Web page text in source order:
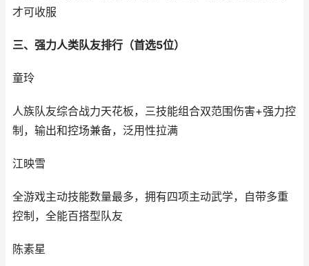
才可收服
三、强力人类队友排行（首选5位）
童玲
人族队友综合战力天花板，三技能组合双范围伤害+强力控
制，输出和控场兼备，泛用性拉满
江映雪
全游戏主动技能数量最多，拥有四项主动武学，自带多重
控制，全能百搭型队友
陈素星